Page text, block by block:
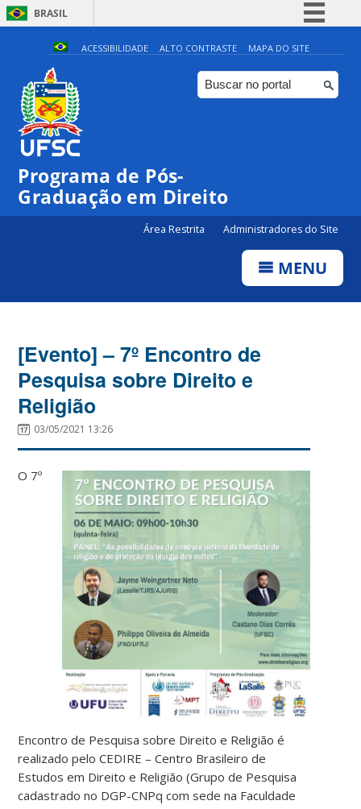
BRASIL
Simplifique!
Comunica BR
Participe
ACESSIBILIDADE ALTO CONTRASTE MAPA DO SITE
Programa de Pós-
Graduação em Direito
Área Restrita Administradores do Site
MENU
[Evento] – 7º Encontro de
Pesquisa sobre Direito e
Religião
03/05/2021 13:26
O 7º
Encontro de Pesquisa sobre Direito e Religião é
realizado pelo CEDIRE – Centro Brasileiro de
Estudos em Direito e Religião (Grupo de Pesquisa
cadastrado no DGP-CNPq com sede na Faculdade